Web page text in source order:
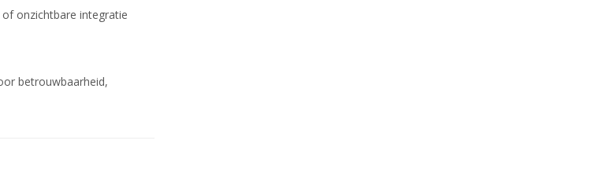
onzichtbare integratie
betrouwbaarheid,